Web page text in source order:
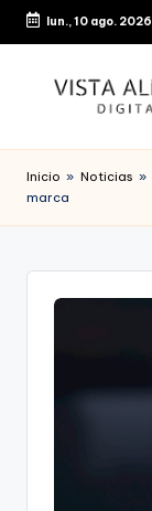
Saltar
contenido
lun., 10 ago. 2026
Inicio » Noticias »
marca